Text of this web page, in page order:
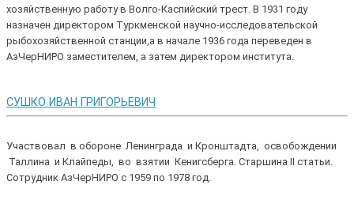
хозяйственную работу в Волго-Каспийский трест. В 1931 году
назначен директором Туркменской научно-исследовательской
рыбохозяйственной станции,а в начале 1936 года переведен в
АзЧерНИРО заместителем, а затем директором института.
СУШКО ИВАН ГРИГОРЬЕВИЧ
Участвовал в обороне Ленинграда и Кронштадта, освобождении
Таллина и Клайпеды, во взятии Кенигсберга. Старшина II статьи.
Сотрудник АзЧерНИРО с 1959 по 1978 год.